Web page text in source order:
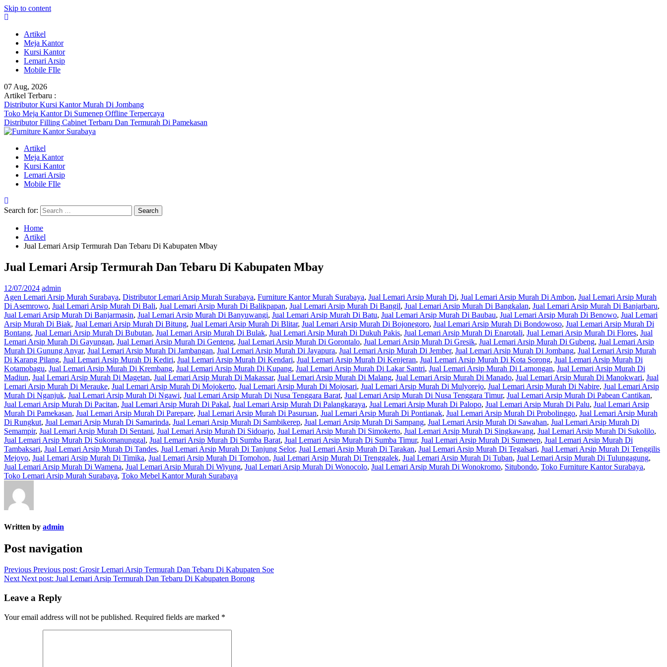
Skip to content
Artikel
Meja Kantor
Kursi Kantor
Lemari Arsip
Mobile FIle
07 Aug, 2026
Artikel Terbaru :
Distributor Kursi Kantor Murah Di Jombang
Toko Meja Kantor Di Sumenep Offline Terpercaya
Distributor Filling Cabinet Terbaru Dan Termurah Di Pamekasan
Artikel
Meja Kantor
Kursi Kantor
Lemari Arsip
Mobile FIle
Search for:
Home
Artikel
Jual Lemari Arsip Termurah Dan Tebaru Di Kabupaten Mbay
Jual Lemari Arsip Termurah Dan Tebaru Di Kabupaten Mbay
12/07/2024 admin
Agen Lemari Arsip Murah Surabaya, Distributor Lemari Arsip Murah Surabaya, Furniture Kantor Murah Surabaya, Jual Lemari Arsip Murah Di, Jual Lemari Arsip Murah Di Ambon, Jual Lemari Arsip Murah
Di Asemrowo, Jual Lemari Arsip Murah Di Bali, Jual Lemari Arsip Murah Di Balikpapan, Jual Lemari Arsip Murah Di Bangil, Jual Lemari Arsip Murah Di Bangkalan, Jual Lemari Arsip Murah Di Banjarbaru,
Jual Lemari Arsip Murah Di Banjarmasin, Jual Lemari Arsip Murah Di Banyuwangi, Jual Lemari Arsip Murah Di Batu, Jual Lemari Arsip Murah Di Baubau, Jual Lemari Arsip Murah Di Benowo, Jual Lemari
Arsip Murah Di Biak, Jual Lemari Arsip Murah Di Bitung, Jual Lemari Arsip Murah Di Blitar, Jual Lemari Arsip Murah Di Bojonegoro, Jual Lemari Arsip Murah Di Bondowoso, Jual Lemari Arsip Murah Di
Bontang, Jual Lemari Arsip Murah Di Bubutan, Jual Lemari Arsip Murah Di Bulak, Jual Lemari Arsip Murah Di Dukuh Pakis, Jual Lemari Arsip Murah Di Enarotali, Jual Lemari Arsip Murah Di Flores, Jual
Lemari Arsip Murah Di Gayungan, Jual Lemari Arsip Murah Di Genteng, Jual Lemari Arsip Murah Di Gorontalo, Jual Lemari Arsip Murah Di Gresik, Jual Lemari Arsip Murah Di Gubeng, Jual Lemari Arsip
Murah Di Gunung Anyar, Jual Lemari Arsip Murah Di Jambangan, Jual Lemari Arsip Murah Di Jayapura, Jual Lemari Arsip Murah Di Jember, Jual Lemari Arsip Murah Di Jombang, Jual Lemari Arsip Murah
Di Karang Pilang, Jual Lemari Arsip Murah Di Kediri, Jual Lemari Arsip Murah Di Kendari, Jual Lemari Arsip Murah Di Kenjeran, Jual Lemari Arsip Murah Di Kota Sorong, Jual Lemari Arsip Murah Di
Kotamobagu, Jual Lemari Arsip Murah Di Krembang, Jual Lemari Arsip Murah Di Kupang, Jual Lemari Arsip Murah Di Lakar Santri, Jual Lemari Arsip Murah Di Lamongan, Jual Lemari Arsip Murah Di
Madiun, Jual Lemari Arsip Murah Di Magetan, Jual Lemari Arsip Murah Di Makassar, Jual Lemari Arsip Murah Di Malang, Jual Lemari Arsip Murah Di Manado, Jual Lemari Arsip Murah Di Manokwari, Jual
Lemari Arsip Murah Di Merauke, Jual Lemari Arsip Murah Di Mojokerto, Jual Lemari Arsip Murah Di Mojosari, Jual Lemari Arsip Murah Di Mulyorejo, Jual Lemari Arsip Murah Di Nabire, Jual Lemari Arsip
Murah Di Nganjuk, Jual Lemari Arsip Murah Di Ngawi, Jual Lemari Arsip Murah Di Nusa Tenggara Barat, Jual Lemari Arsip Murah Di Nusa Tenggara Timur, Jual Lemari Arsip Murah Di Pabean Cantikan,
Jual Lemari Arsip Murah Di Pacitan, Jual Lemari Arsip Murah Di Pakal, Jual Lemari Arsip Murah Di Palangkaraya, Jual Lemari Arsip Murah Di Palopo, Jual Lemari Arsip Murah Di Palu, Jual Lemari Arsip
Murah Di Pamekasan, Jual Lemari Arsip Murah Di Parepare, Jual Lemari Arsip Murah Di Pasuruan, Jual Lemari Arsip Murah Di Pontianak, Jual Lemari Arsip Murah Di Probolinggo, Jual Lemari Arsip Murah
Di Rungkut, Jual Lemari Arsip Murah Di Samarinda, Jual Lemari Arsip Murah Di Sambikerep, Jual Lemari Arsip Murah Di Sampang, Jual Lemari Arsip Murah Di Sawahan, Jual Lemari Arsip Murah Di
Semampir, Jual Lemari Arsip Murah Di Sentani, Jual Lemari Arsip Murah Di Sidoarjo, Jual Lemari Arsip Murah Di Simokerto, Jual Lemari Arsip Murah Di Singkawang, Jual Lemari Arsip Murah Di Sukolilo,
Jual Lemari Arsip Murah Di Sukomanunggal, Jual Lemari Arsip Murah Di Sumba Barat, Jual Lemari Arsip Murah Di Sumba Timur, Jual Lemari Arsip Murah Di Sumenep, Jual Lemari Arsip Murah Di
Tambaksari, Jual Lemari Arsip Murah Di Tandes, Jual Lemari Arsip Murah Di Tanjung Selor, Jual Lemari Arsip Murah Di Tarakan, Jual Lemari Arsip Murah Di Tegalsari, Jual Lemari Arsip Murah Di Tenggilis
Mejoyo, Jual Lemari Arsip Murah Di Timika, Jual Lemari Arsip Murah Di Tomohon, Jual Lemari Arsip Murah Di Trenggalek, Jual Lemari Arsip Murah Di Tuban, Jual Lemari Arsip Murah Di Tulungagung,
Jual Lemari Arsip Murah Di Wamena, Jual Lemari Arsip Murah Di Wiyung, Jual Lemari Arsip Murah Di Wonocolo, Jual Lemari Arsip Murah Di Wonokromo, Situbondo, Toko Furniture Kantor Surabaya,
Toko Lemari Arsip Murah Surabaya, Toko Mebel Kantor Murah Surabaya
Written by admin
Post navigation
Previous Previous post: Grosir Lemari Arsip Termurah Dan Tebaru Di Kabupaten Soe
Next Next post: Jual Lemari Arsip Termurah Dan Tebaru Di Kabupaten Borong
Leave a Reply
Your email address will not be published. Required fields are marked *